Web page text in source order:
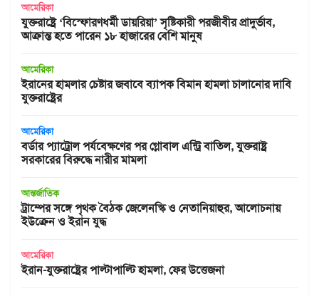
আমেরিকা
যুক্তরাষ্ট্রে ‘বিস্ফোরণধর্মী ডায়রিয়া’ সৃষ্টিকারী পরজীবীর প্রাদুর্ভাব,
আক্রান্ত হতে পারেন ১৮ হাজারের বেশি মানুষ
আমেরিকা
ইরানের হামলার চেষ্টার জবাবে ব্যাপক বিমান হামলা চালানোর দাবি
যুক্তরাষ্ট্রের
আমেরিকা
বর্ডার প্যাট্রোল পর্যবেক্ষণের পর গ্লোবাল এন্ট্রি বাতিল, যুক্তরাষ্ট্র
সরকারের বিরুদ্ধে নারীর মামলা
আন্তর্জাতিক
ট্রাম্পের সঙ্গে পৃথক বৈঠক জেলেনস্কি ও নেতানিয়াহুর, আলোচনায়
ইউক্রেন ও ইরান যুদ্ধ
আমেরিকা
ইরান-যুক্তরাষ্ট্রের পাল্টাপাল্টি হামলা, ফের উত্তেজনা